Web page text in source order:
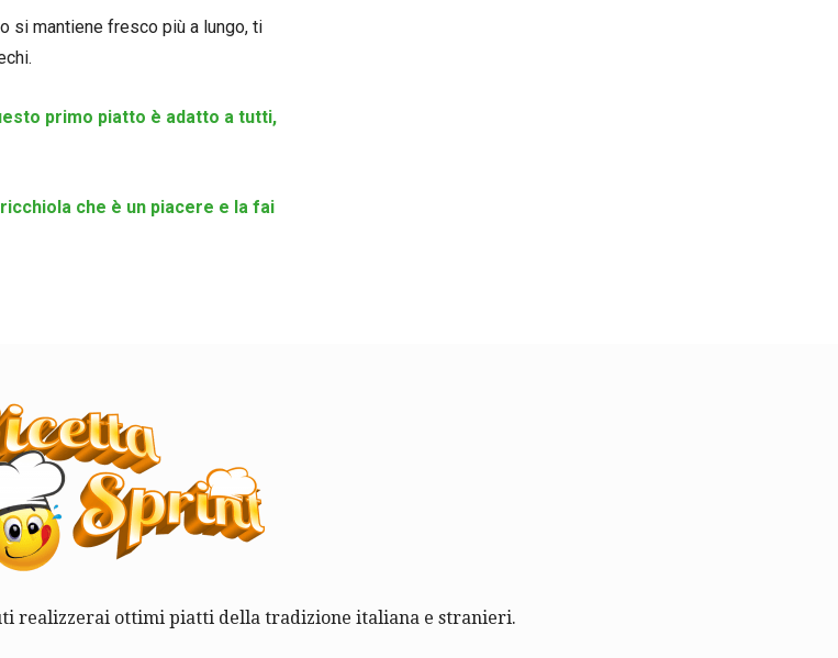
si mantiene fresco più a lungo, ti
primo piatto è adatto a tutti,
che è un piacere e la fai
realizzerai ottimi piatti della tradizione italiana e stranieri.